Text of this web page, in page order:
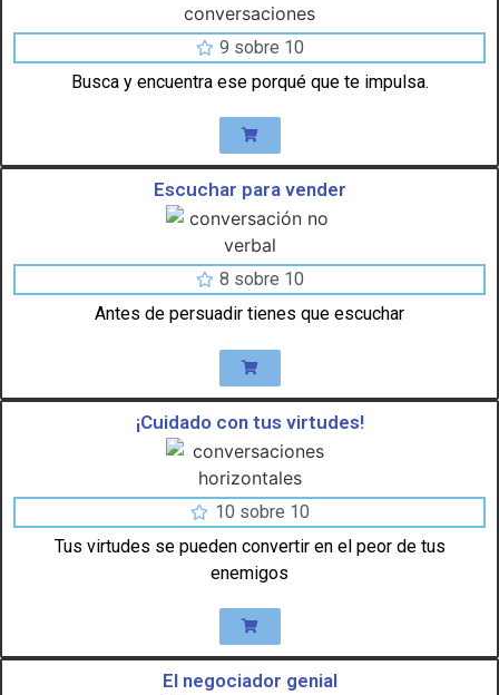
9 sobre 10
Busca y encuentra ese porqué que te impulsa.
Escuchar para vender
8 sobre 10
Antes de persuadir tienes que escuchar
¡Cuidado con tus virtudes!
10 sobre 10
Tus virtudes se pueden convertir en el peor de tus
enemigos
El negociador genial